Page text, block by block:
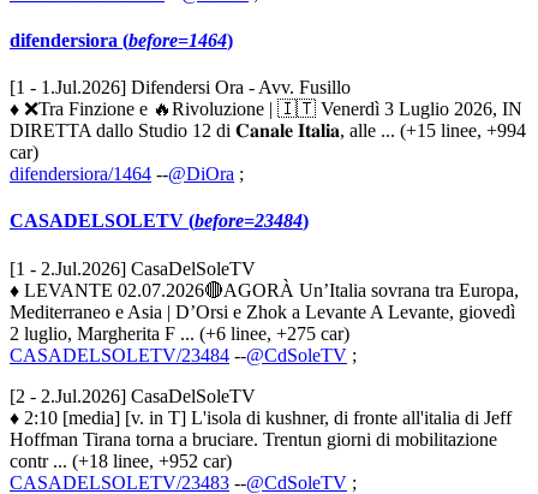
difendersiora (before=1464)
[1 - 1.Jul.2026] Difendersi Ora - Avv. Fusillo
♦ ❌Tra Finzione e 🔥Rivoluzione | 🇮🇹 Venerdì 3 Luglio 2026, IN
DIRETTA dallo Studio 12 di 𝐂𝐚𝐧𝐚𝐥𝐞 𝐈𝐭𝐚𝐥𝐢𝐚, alle ... (+15 linee, +994
car)
difendersiora/1464 --@DiOra ;
CASADELSOLETV (before=23484)
[1 - 2.Jul.2026] CasaDelSoleTV
♦ LEVANTE 02.07.2026🔴AGORÀ Un’Italia sovrana tra Europa,
Mediterraneo e Asia | D’Orsi e Zhok a Levante A Levante, giovedì
2 luglio, Margherita F ... (+6 linee, +275 car)
CASADELSOLETV/23484 --@CdSoleTV ;
[2 - 2.Jul.2026] CasaDelSoleTV
♦ 2:10 [media] [v. in T] L'isola di kushner, di fronte all'italia di Jeff
Hoffman Tirana torna a bruciare. Trentun giorni di mobilitazione
contr ... (+18 linee, +952 car)
CASADELSOLETV/23483 --@CdSoleTV ;